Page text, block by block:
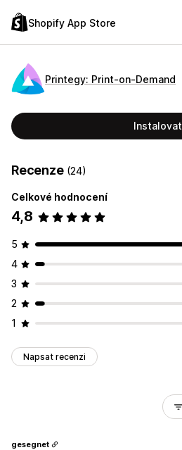
Shopify App Store
Printegy: Print‑on‑Demand
Instalovat
Recenze (24)
Celkové hodnocení
4,8
5
4
3
2
1
Napsat recenzi
gesegnet